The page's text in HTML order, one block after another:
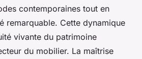
contemporaines tout en
remarquable. Cette dynamique
vivante du patrimoine
du mobilier. La maîtrise